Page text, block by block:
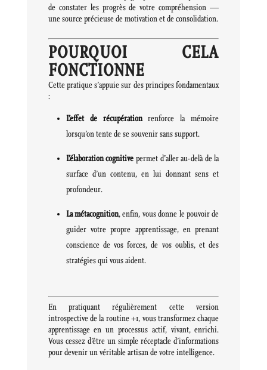
de constater les progrès de votre compréhension —
une source précieuse de motivation et de consolidation.
POURQUOI CELA
FONCTIONNE
Cette pratique s’appuie sur des principes fondamentaux
:
L’effet de récupérationrenforce la mémoire
lorsqu’on tente de se souvenir sans support.
L’élaboration cognitive permet d’aller au-delà de la
surface d’un contenu, en lui donnant sens et
profondeur.
La métacognition, enfin, vous donne le pouvoir de
guider votre propre apprentissage, en prenant
conscience de vos forces, de vos oublis, et des
stratégies qui vous aident.
En pratiquant régulièrement cette version
introspective de la routine +1, vous transformez chaque
apprentissage en un processus actif, vivant, enrichi.
Vous cessez d’être un simple réceptacle d’informations
pour devenir un véritable artisan de votre intelligence.